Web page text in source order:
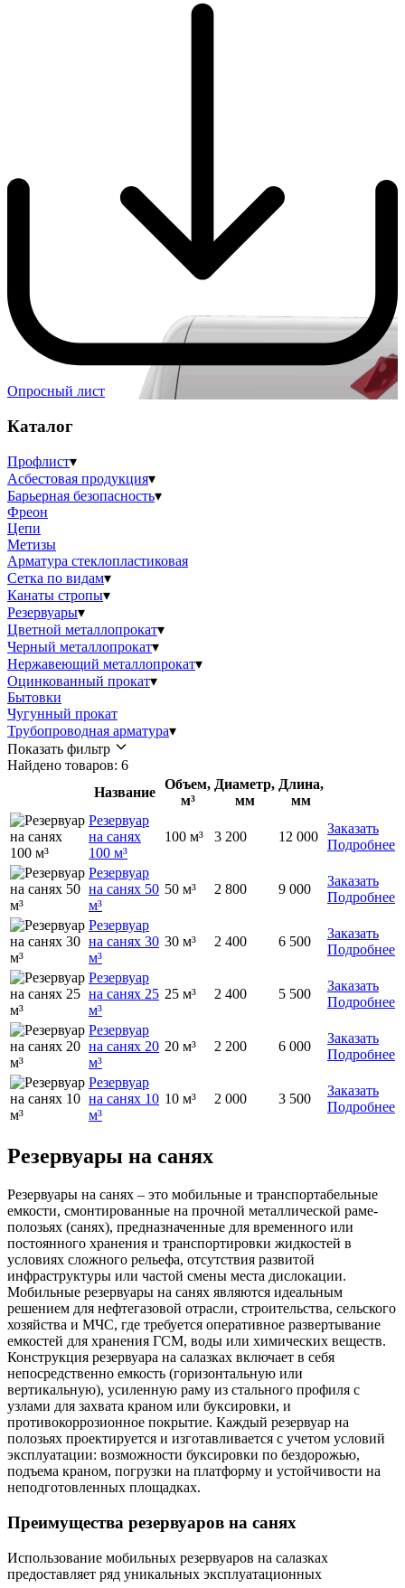
Опросный лист
Каталог
Профлист▾
Асбестовая продукция▾
Барьерная безопасность▾
Фреон
Цепи
Метизы
Арматура стеклопластиковая
Сетка по видам▾
Канаты стропы▾
Резервуары▾
Цветной металлопрокат▾
Черный металлопрокат▾
Нержавеющий металлопрокат▾
Оцинкованный прокат▾
Бытовки
Чугунный прокат
Трубопроводная арматура▾
Показать фильтр
Найдено товаров: 6
Название
Объем,
м³
Диаметр,
мм
Длина,
мм
Резервуар
на санях
100 м³
100 м³ 3 200 12 000
Заказать
Подробнее
Резервуар
на санях 50
м³
50 м³ 2 800 9 000
Заказать
Подробнее
Резервуар
на санях 30
м³
30 м³ 2 400 6 500
Заказать
Подробнее
Резервуар
на санях 25
м³
25 м³ 2 400 5 500
Заказать
Подробнее
Резервуар
на санях 20
м³
20 м³ 2 200 6 000
Заказать
Подробнее
Резервуар
на санях 10
м³
10 м³ 2 000 3 500
Заказать
Подробнее
Резервуары на санях
Резервуары на санях – это мобильные и транспортабельные
емкости, смонтированные на прочной металлической раме-
полозьях (санях), предназначенные для временного или
постоянного хранения и транспортировки жидкостей в
условиях сложного рельефа, отсутствия развитой
инфраструктуры или частой смены места дислокации.
Мобильные резервуары на санях являются идеальным
решением для нефтегазовой отрасли, строительства, сельского
хозяйства и МЧС, где требуется оперативное развертывание
емкостей для хранения ГСМ, воды или химических веществ.
Конструкция резервуара на салазках включает в себя
непосредственно емкость (горизонтальную или
вертикальную), усиленную раму из стального профиля с
узлами для захвата краном или буксировки, и
противокоррозионное покрытие. Каждый резервуар на
полозьях проектируется и изготавливается с учетом условий
эксплуатации: возможности буксировки по бездорожью,
подъема краном, погрузки на платформу и устойчивости на
неподготовленных площадках.
Преимущества резервуаров на санях
Использование мобильных резервуаров на салазках
предоставляет ряд уникальных эксплуатационных